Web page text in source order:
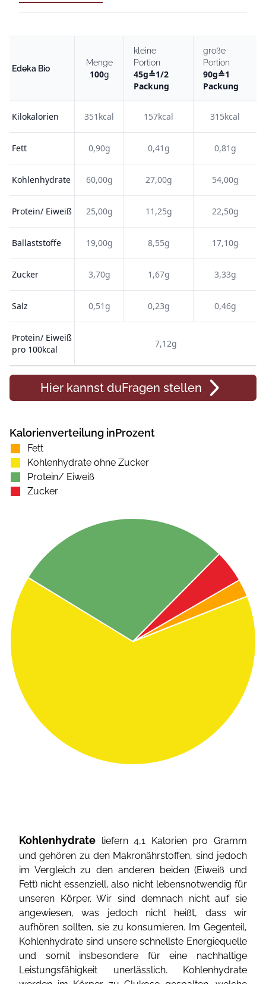
Edeka Bio
Menge
100g
kleine
Portion
45g≙1/2
Packung
große
Portion
90g≙1
Packung
Kilokalorien 351kcal 157kcal 315kcal
Fett 0,90g 0,41g 0,81g
Kohlenhydrate 60,00g 27,00g 54,00g
Protein/ Eiweiß 25,00g 11,25g 22,50g
Ballaststoffe 19,00g 8,55g 17,10g
Zucker 3,70g 1,67g 3,33g
Salz 0,51g 0,23g 0,46g
Protein/ Eiweiß
pro 100kcal
7,12g
Hier kannst duFragen stellen
Kalorienverteilung inProzent
Fett
Kohlenhydrate ohne Zucker
Protein/ Eiweiß
Zucker
Kohlenhydrate liefern 4,1 Kalorien pro Gramm
und gehören zu den Makronährstoffen, sind jedoch
im Vergleich zu den anderen beiden (Eiweiß und
Fett) nicht essenziell, also nicht lebensnotwendig für
unseren Körper. Wir sind demnach nicht auf sie
angewiesen, was jedoch nicht heißt, dass wir
aufhören sollten, sie zu konsumieren. Im Gegenteil,
Kohlenhydrate sind unsere schnellste Energiequelle
und somit insbesondere für eine nachhaltige
Leistungsfähigkeit unerlässlich. Kohlenhydrate